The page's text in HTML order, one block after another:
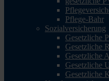
Pflege-Bahr
Sozialversicherung
Gesetzliche
Gesetzliche
Gesetzliche
Gesetzliche
Gesetzliche